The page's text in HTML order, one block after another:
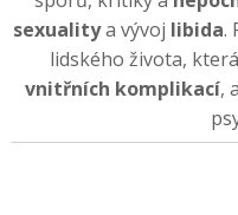
sexualitya vývoj libida.
lidského života,
vnitřních komplikací,